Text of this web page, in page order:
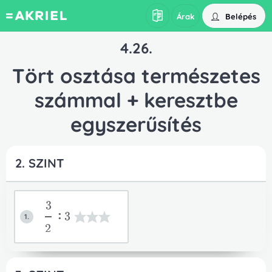
Árak Belépés
4.26.
Tört osztása természetes
számmal + keresztbe
egyszerűsítés
2. SZINT
1.
3
2
:3